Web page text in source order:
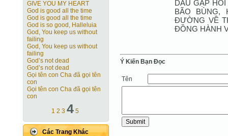
GIVE YOU MY HEART
God is good all the time
God is good all the time
God is so good, Halleluia
God, You keep us without
failing
God, You keep us without
failing
God’s not dead
God’s not dead
Gọi tên con Cha đã gọi tên
con
Gọi tên con Cha đã gọi tên
con
1 2 3 4 5
Các Trang Khác
DẦU GẶP
BÃO BÙNG,
ĐƯỜNG VỀ
ĐỒNG HÀNH
Ý Kiến Bạn Ðọc
Tên